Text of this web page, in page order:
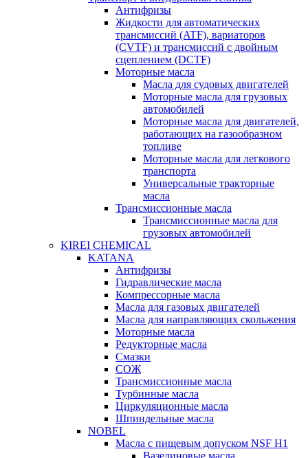
Антифризы
Жидкости для автоматических
трансмиссий (ATF), вариаторов
(CVTF) и трансмиссий с двойным
сцеплением (DCTF)
Моторные масла
Масла для судовых двигателей
Моторные масла для грузовых
автомобилей
Моторные масла для двигателей,
работающих на газообразном
топливе
Моторные масла для легкового
транспорта
Универсальные тракторные
масла
Трансмиссионные масла
Трансмиссионные масла для
грузовых автомобилей
KIREI CHEMICAL
KATANA
Антифризы
Гидравлические масла
Компрессорные масла
Масла для газовых двигателей
Масла для направляющих скольжения
Моторные масла
Редукторные масла
Смазки
СОЖ
Трансмиссионные масла
Турбинные масла
Циркуляционные масла
Шпиндельные масла
NOBEL
Масла с пищевым допуском NSF H1
Вазелиновые масла